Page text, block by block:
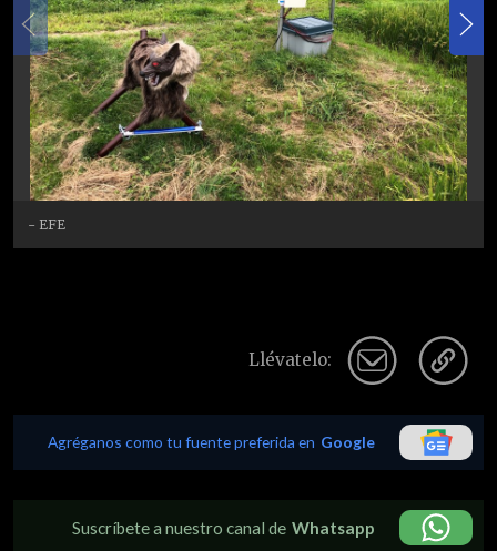
- EFE
Llévatelo:
Agréganos como tu fuente preferida en Google
Suscríbete a nuestro canal de Whatsapp